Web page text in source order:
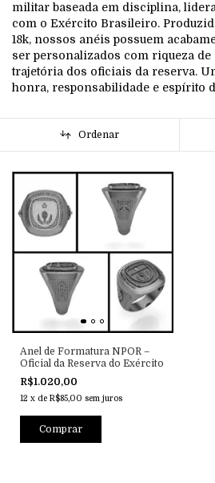
militar baseada em disciplina,
com o Exército Brasileiro.
18k, nossos anéis possuem
ser personalizados com riqueza de
trajetória dos oficiais da reserva.
honra, responsabilidade e espírito
Ordenar
Anel de Formatura NPOR –
Oficial da Reserva do Exército
R$1.020,00
12 x de R$85,00 sem juros
Comprar